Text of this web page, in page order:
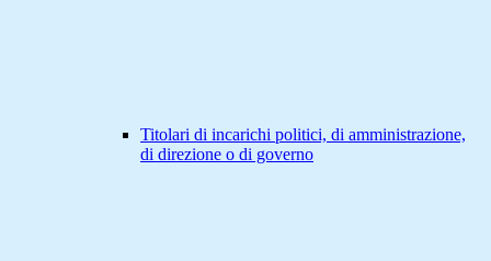
Titolari di incarichi politici, di amministrazione,
di direzione o di governo